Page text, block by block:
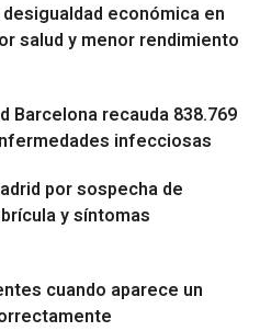
económica en
salud y menor rendimiento
Barcelona recauda 838.769
infecciosas
por sospecha de
y síntomas
cuando aparece un